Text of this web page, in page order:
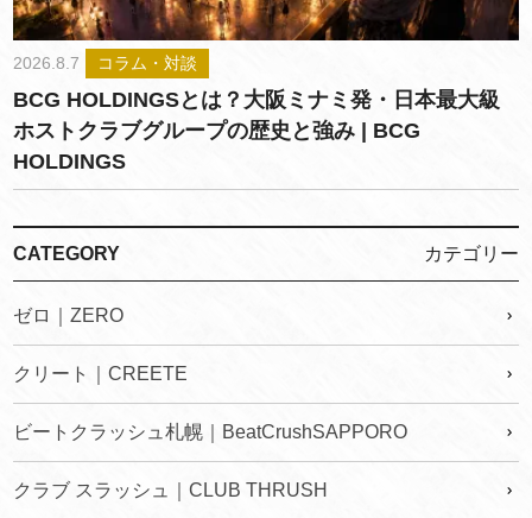
2026.8.7 コラム・対談
BCG HOLDINGSとは？大阪ミナミ発・日本最大級
ホストクラブグループの歴史と強み | BCG
HOLDINGS
CATEGORY カテゴリー
ゼロ｜ZERO
クリート｜CREETE
ビートクラッシュ札幌｜BeatCrushSAPPORO
クラブ スラッシュ｜CLUB THRUSH